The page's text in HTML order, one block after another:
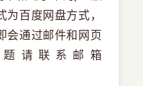
百度网盘方式，
会通过邮件和网页
请联系邮箱